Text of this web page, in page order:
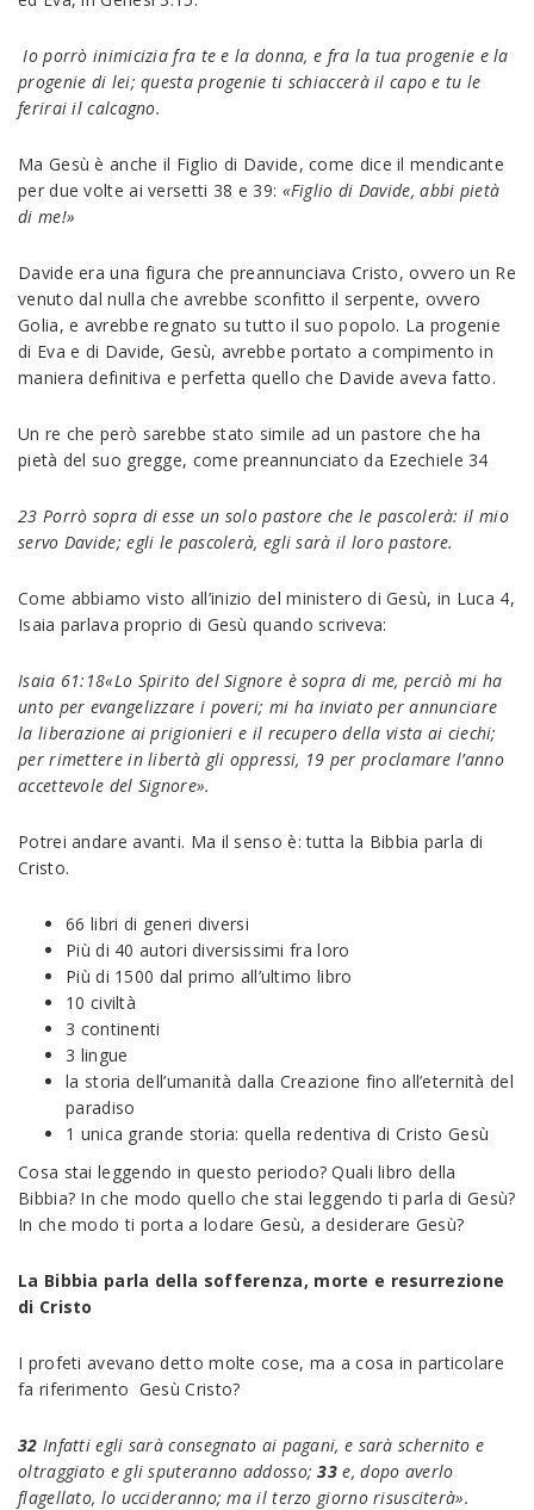
Io porrò inimicizia fra te e la donna, e fra la tua progenie e la
progenie di lei; questa progenie ti schiaccerà il capo e tu le
ferirai il calcagno.
Ma Gesù è anche il Figlio di Davide, come dice il mendicante
per due volte ai versetti 38 e 39: «Figlio di Davide, abbi pietà
di me!»
Davide era una figura che preannunciava Cristo, ovvero un Re
venuto dal nulla che avrebbe sconfitto il serpente, ovvero
Golia, e avrebbe regnato su tutto il suo popolo. La progenie
di Eva e di Davide, Gesù, avrebbe portato a compimento in
maniera definitiva e perfetta quello che Davide aveva fatto.
Un re che però sarebbe stato simile ad un pastore che ha
pietà del suo gregge, come preannunciato da Ezechiele 34
23 Porrò sopra di esse un solo pastore che le pascolerà: il mio
servo Davide; egli le pascolerà, egli sarà il loro pastore.
Come abbiamo visto all’inizio del ministero di Gesù, in Luca 4,
Isaia parlava proprio di Gesù quando scriveva:
Isaia 61:18«Lo Spirito del Signore è sopra di me, perciò mi ha
unto per evangelizzare i poveri; mi ha inviato per annunciare
la liberazione ai prigionieri e il recupero della vista ai ciechi;
per rimettere in libertà gli oppressi, 19 per proclamare l’anno
accettevole del Signore».
Potrei andare avanti. Ma il senso è: tutta la Bibbia parla di
Cristo.
66 libri di generi diversi
Più di 40 autori diversissimi fra loro
Più di 1500 dal primo all’ultimo libro
10 civiltà
3 continenti
3 lingue
la storia dell’umanità dalla Creazione fino all’eternità del
paradiso
1 unica grande storia: quella redentiva di Cristo Gesù
Cosa stai leggendo in questo periodo? Quali libro della
Bibbia? In che modo quello che stai leggendo ti parla di Gesù?
In che modo ti porta a lodare Gesù, a desiderare Gesù?
La Bibbia parla della sofferenza, morte e resurrezione
di Cristo
I profeti avevano detto molte cose, ma a cosa in particolare
fa riferimento Gesù Cristo?
32 Infatti egli sarà consegnato ai pagani, e sarà schernito e
oltraggiato e gli sputeranno addosso;33e, dopo averlo
flagellato, lo uccideranno; ma il terzo giorno risusciterà».